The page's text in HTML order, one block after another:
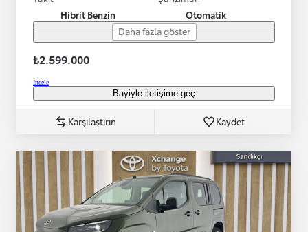
Hibrit Benzin
Otomatik
Daha fazla göster
₺2.599.000
İncele
Bayiyle iletişime geç
Karşılaştırın Kaydet